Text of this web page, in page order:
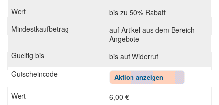
bis zu 50% Rabatt
auf Artikel aus dem Bereich
Angebote
bis auf Widerruf
Aktion anzeigen
6,00 €